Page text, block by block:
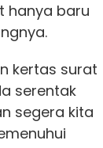
hanya baru
kertas surat
serentak
segera kita